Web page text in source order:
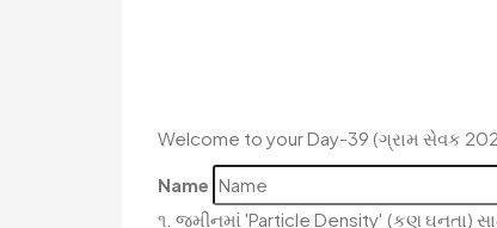
Welcome to your Day-39 (ગ્રામ સેવક
Name
૧. જમીનમાં 'Particle Density' (કણ ઘનતા)